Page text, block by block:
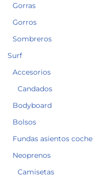
Gorras
Gorros
Sombreros
Surf
Accesorios
Candados
Bodyboard
Bolsos
Fundas asientos coche
Neoprenos
Camisetas